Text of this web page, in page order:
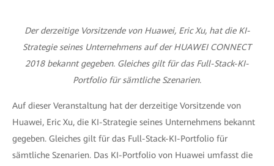
Der derzeitige Vorsitzende von Huawei, Eric Xu, hat die KI-
Strategie seines Unternehmens auf der HUAWEI CONNECT
2018 bekannt gegeben. Gleiches gilt für das Full-Stack-KI-
Portfolio für sämtliche Szenarien.
Auf dieser Veranstaltung hat der derzeitige Vorsitzende von
Huawei, Eric Xu, die KI-Strategie seines Unternehmens bekannt
gegeben. Gleiches gilt für das Full-Stack-KI-Portfolio für
sämtliche Szenarien. Das KI-Portfolio von Huawei umfasst die